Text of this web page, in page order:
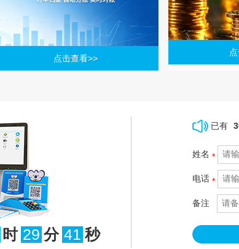
点击查看>>
时 29 分 40 秒
已有
姓名 *
电话 *
备注